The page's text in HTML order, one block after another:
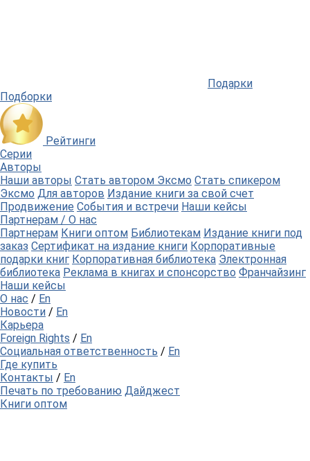
Подарки
Подборки
Рейтинги
Серии
Авторы
Наши авторы Стать автором Эксмо Стать спикером
Эксмо Для авторов Издание книги за свой счет
Продвижение События и встречи Наши кейсы
Партнерам / О нас
Партнерам Книги оптом Библиотекам Издание книги под
заказ Сертификат на издание книги Корпоративные
подарки книг Корпоративная библиотека Электронная
библиотека Реклама в книгах и спонсорство Франчайзинг
Наши кейсы
О нас / En
Новости / En
Карьера
Foreign Rights / En
Социальная ответственность / En
Где купить
Контакты / En
Печать по требованию Дайджест
Книги оптом